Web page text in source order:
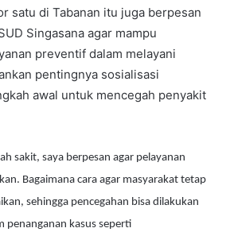
satu di Tabanan itu juga berpesan
Singasana agar mampu
preventif dalam melayani
pentingnya sosialisasi
awal untuk mencegah penyakit
sakit, saya berpesan agar pelayanan
Bagaimana cara agar masyarakat tetap
sehingga pencegahan bisa dilakukan
penanganan kasus seperti